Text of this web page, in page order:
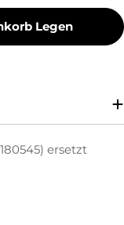
Kit
Toner Toner-
Legen
ersetzt